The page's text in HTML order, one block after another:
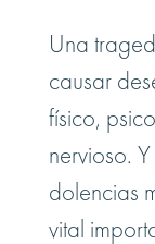
Una
causar
físico,
nervioso.
dolencias
vital